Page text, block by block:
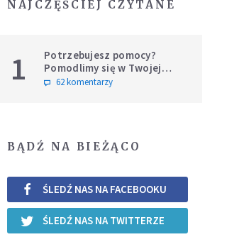
NAJCZĘŚCIEJ CZYTANE
1
Potrzebujesz pomocy?
Pomodlimy się w Twojej
intencji
62 komentarzy
BĄDŹ NA BIEŻĄCO
ŚLEDŹ NAS NA FACEBOOKU
ŚLEDŹ NAS NA TWITTERZE